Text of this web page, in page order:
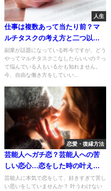
人生
仕事は複数あって当たり前？マ
ルチタスクの考え方と二つ以上
の仕事のこなし方
副業が話題になっている昨今ですが、どう
やってマルチタスクこなしたらいいの？っ
て悩んでいる人もいるかも知れません。
今、自由な働き方をしていい...
恋愛・復縁方法
芸能人へガチ恋？芸能人への苦
しい恋心…恋をした時の叶える
方法は？
芸能人に本気で恋をして、好きすぎて苦し
い思いをしていませんか？ 叶うわけない